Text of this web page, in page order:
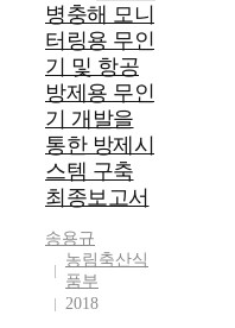
병충해 모니
터링용 무인
기 및 항공
방제용 무인
기 개발을
통한 방제시
스템 구축
최종보고서
송용규
농림축산식
품부
2018